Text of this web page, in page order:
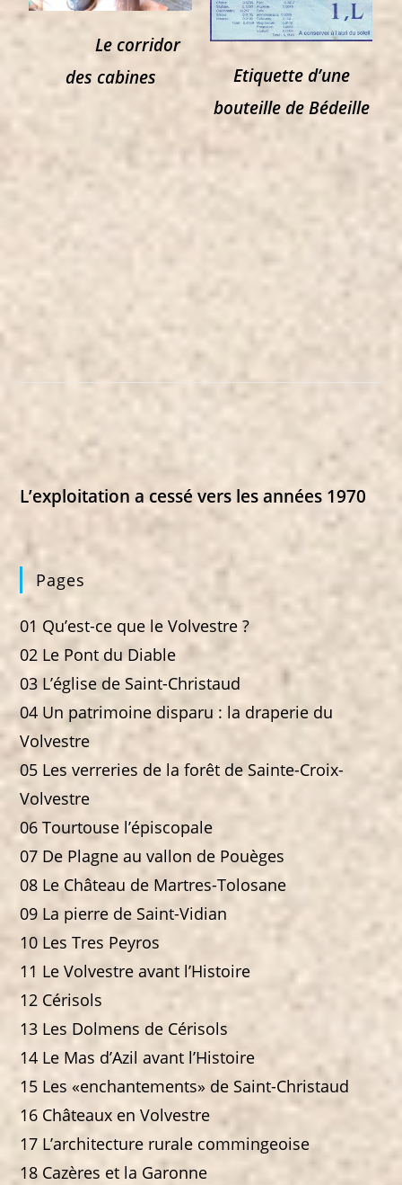
Le corridor
des cabines
Etiquette d’une
bouteille de Bédeille
L’exploitation a cessé vers les années 1970
Pages
01 Qu’est-ce que le Volvestre ?
02 Le Pont du Diable
03 L’église de Saint-Christaud
04 Un patrimoine disparu : la draperie du
Volvestre
05 Les verreries de la forêt de Sainte-Croix-
Volvestre
06 Tourtouse l’épiscopale
07 De Plagne au vallon de Pouèges
08 Le Château de Martres-Tolosane
09 La pierre de Saint-Vidian
10 Les Tres Peyros
11 Le Volvestre avant l’Histoire
12 Cérisols
13 Les Dolmens de Cérisols
14 Le Mas d’Azil avant l’Histoire
15 Les «enchantements» de Saint-Christaud
16 Châteaux en Volvestre
17 L’architecture rurale commingeoise
18 Cazères et la Garonne